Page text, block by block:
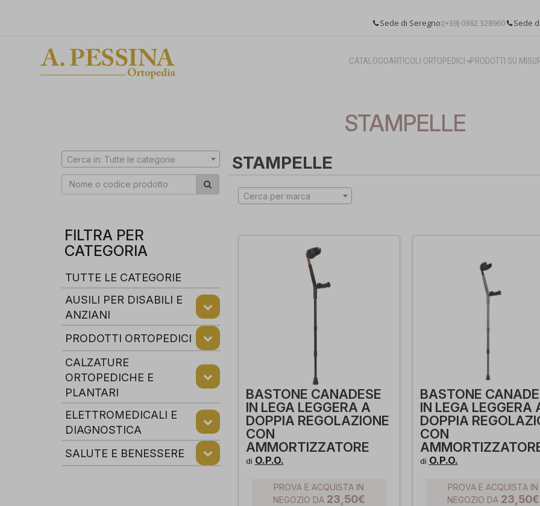
Sede di Seregno:(+39) 0362 328960 Sede
CATALOGOARTICOLI ORTOPEDICI PRODOTTI SU
STAMPELLE
Cerca in: Tutte le categorie
FILTRA PER
CATEGORIA
TUTTE LE CATEGORIE
AUSILI PER DISABILI E
ANZIANI
PRODOTTI ORTOPEDICI
CALZATURE
ORTOPEDICHE E
PLANTARI
ELETTROMEDICALI E
DIAGNOSTICA
SALUTE E BENESSERE
STAMPELLE
Cerca per marca
BASTONE CANADESE
IN LEGA LEGGERA A
DOPPIA REGOLAZIONE
CON
AMMORTIZZATORE
di O.P.O.
PROVA E ACQUISTA IN
NEGOZIO DA 23,50€
BASTONE
IN LEGA LEGGERA
DOPPIA
CON
di O.P.O.
PROVA E ACQUISTA IN
NEGOZIO DA 23,50€